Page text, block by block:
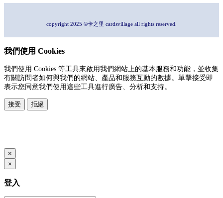
copyright 2025 ©卡之里 cardsvillage all rights reserved.
我們使用 Cookies
我們使用 Cookies 等工具來啟用我們網站上的基本服務和功能，並收集
有關訪問者如何與我們的網站、產品和服務互動的數據。單擊接受即
表示您同意我們使用這些工具進行廣告、分析和支持。
接受 拒絕
×
×
登入